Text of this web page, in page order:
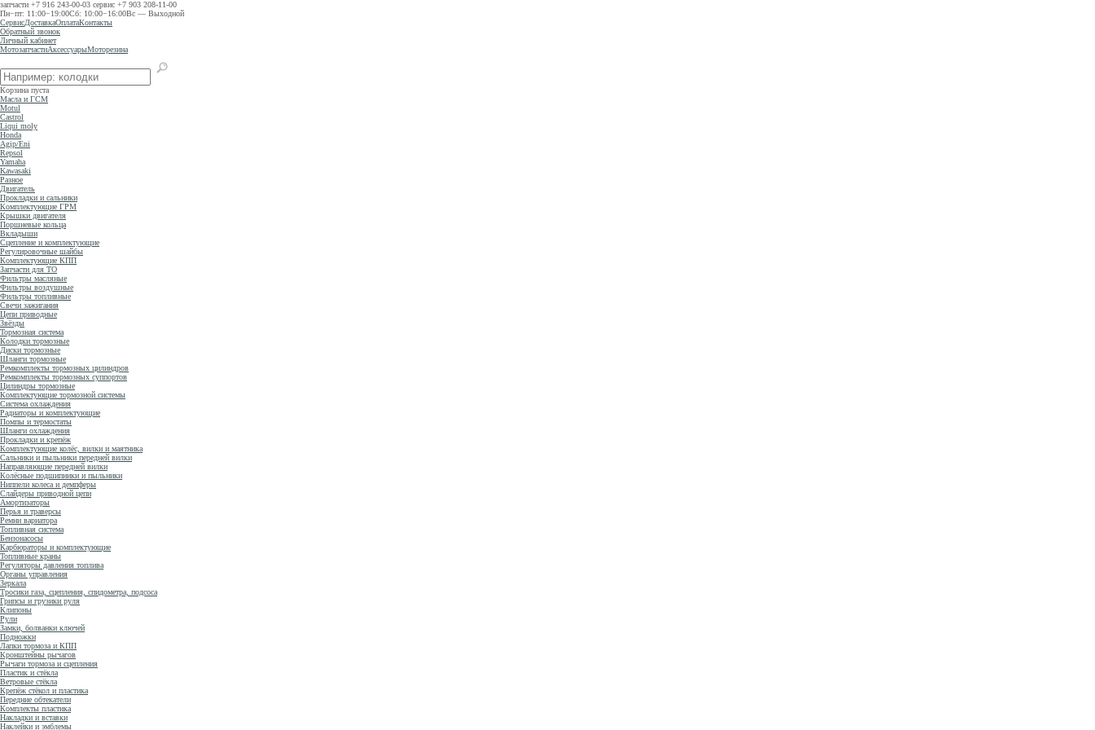
запчасти +7 916 243-00-03 сервис +7 903 208-11-00
Пн−пт: 11:00−19:00Сб: 10:00−16:00Вс — Выходной
СервисДоставкаОплатаКонтакты
Обратный звонок
Личный кабинет
МотозапчастиАксессуарыМоторезина
Корзина пуста
Масла и ГСМ
Motul
Castrol
Liqui moly
Honda
Agip/Eni
Repsol
Yamaha
Kawasaki
Разное
Двигатель
Прокладки и сальники
Комплектующие ГРМ
Крышки двигателя
Поршневые кольца
Вкладыши
Сцепление и комплектующие
Регулировочные шайбы
Комплектующие КПП
Запчасти для ТО
Фильтры масляные
Фильтры воздушные
Фильтры топливные
Свечи зажигания
Цепи приводные
Звёзды
Тормозная система
Колодки тормозные
Диски тормозные
Шланги тормозные
Ремкомплекты тормозных цилиндров
Ремкомплекты тормозных суппортов
Цилиндры тормозные
Комплектующие тормозной системы
Система охлаждения
Радиаторы и комплектующие
Помпы и термостаты
Шланги охлаждения
Прокладки и крепёж
Комплектующие колёс, вилки и маятника
Сальники и пыльники передней вилки
Направляющие передней вилки
Колёсные подшипники и пыльники
Ниппели колеса и демпферы
Слайдеры приводной цепи
Амортизаторы
Перья и траверсы
Ремни вариатора
Топливная система
Бензонасосы
Карбюраторы и комплектующие
Топливные краны
Регуляторы давления топлива
Органы управления
Зеркала
Тросики газа, сцепления, спидометра, подсоса
Грипсы и грузики руля
Клипоны
Рули
Замки, болванки ключей
Подножки
Лапки тормоза и КПП
Кронштейны рычагов
Рычаги тормоза и сцепления
Пластик и стёкла
Ветровые стёкла
Крепёж стёкол и пластика
Передние обтекатели
Комплекты пластика
Накладки и вставки
Наклейки и эмблемы